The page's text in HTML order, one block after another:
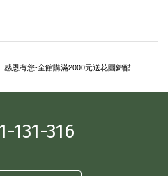
感恩有您-全館購滿2000元送花團錦醋
131-316